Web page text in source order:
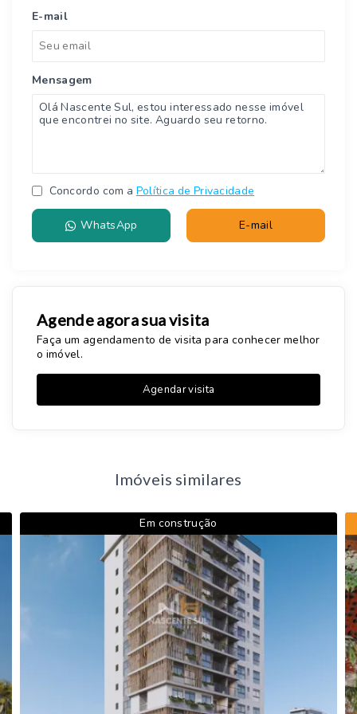
E-mail
Mensagem
Concordo com a Política de Privacidade
WhatsApp E-mail
Agende agora sua visita
Faça um agendamento de visita para conhecer melhor
o imóvel.
Agendar visita
Imóveis similares
Em construção